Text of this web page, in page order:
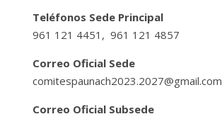
Teléfonos Sede Principal
961 121 4451, 961 121 4857
Correo Oficial Sede
comitespaunach2023.2027@gmail.com
Correo Oficial Subsede